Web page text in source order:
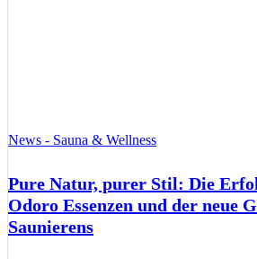
News - Sauna & Wellness
Pure Natur, purer Stil: Die
Odoro Essenzen und der neue
Saunierens